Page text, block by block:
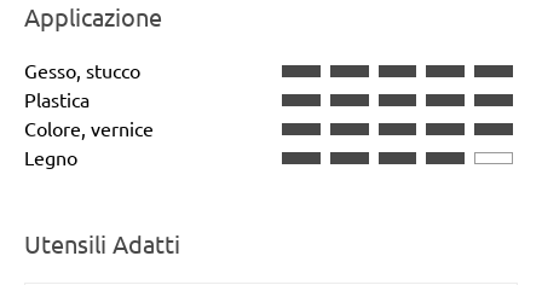
Applicazione
Gesso, stucco
Plastica
Colore, vernice
Legno
Utensili Adatti